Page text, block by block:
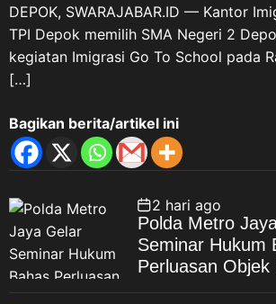
DEPOK, SWARAJABAR.ID — Kantor
TPI Depok memilih SMA Negeri 2
kegiatan Imigrasi Go To School pada
[…]
Bagikan berita/artikel ini
2 hari ago
Polda Metro
Seminar Hukum
Perluasan Objek